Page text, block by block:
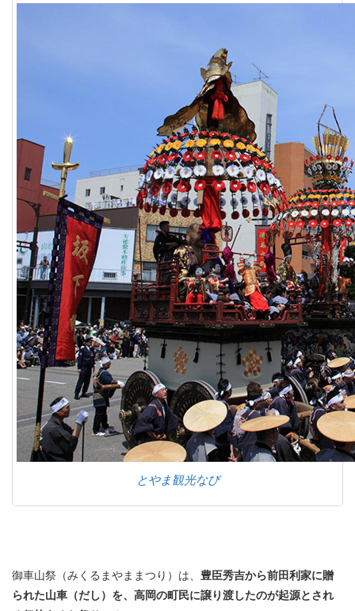
とやま観光なび
御車山祭（みくるまやままつり）は、 豊臣秀吉から前田利家に贈
られた山車（だし）を、高岡の町民に譲り渡したのが起源とされ